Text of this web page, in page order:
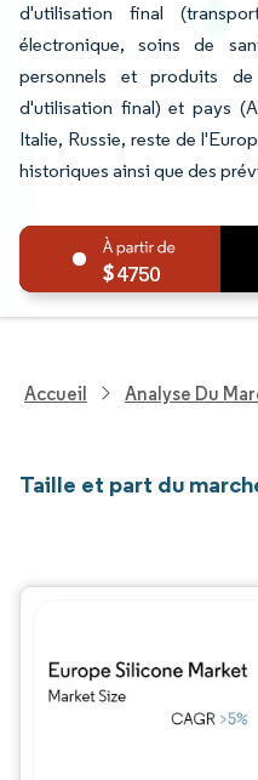
d'utilisation final
électronique, soins de
personnels et produits
d'utilisation final) et pays
Italie, Russie, reste de
historiques ainsi que des
4750
Accueil Analyse Du
Taille et part du